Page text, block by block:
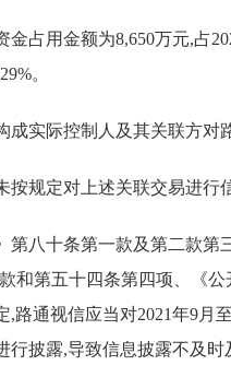
金占用金额为8,650万元,占
。
成实际控制人及其关联方对
按规定对上述关联交易进行
第八十条第一款及第二款
和第五十四条第四项、《
,路通视信应当对2021年9月
行披露,导致信息披露不及时